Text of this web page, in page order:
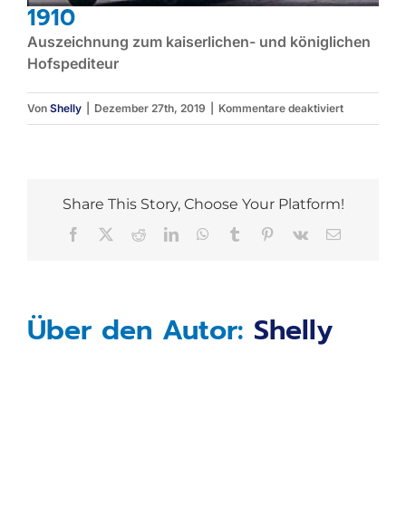
1910
Auszeichnung zum kaiserlichen- und königlichen
Hofspediteur
Von Shelly Dezember 27th, 2019 Kommentare deaktiviertfür
1910
Share This Story, Choose Your Platform!
Facebook RedditLinkedInWhatsApp
Tumblr Pinterest
Vk
E-
Über den Autor: Shelly